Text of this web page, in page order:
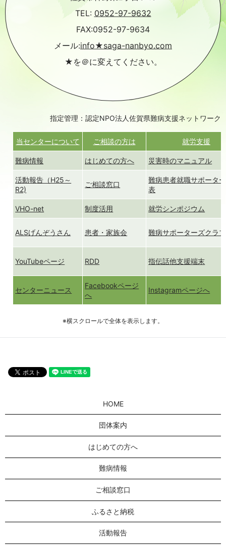
TEL: 0952-97-9632
FAX:0952-97-9634
メール:info★saga-nanbyo.com
★を＠に変えてください。
指定管理：認定NPO法人佐賀県難病支援ネットワーク
当センターについて ご相談の方は 就労支援
難病情報 はじめての方へ 災害時のマニュアル
活動報告（H25～
R2)
ご相談窓口
難病患者就職サポータ
表
VHO-net 制度活用 就労シンポジウム
ALSげんぞうさん 患者・家族会 難病サポーターズクラブ
YouTubeページ RDD 指伝話他支援端末
センターニュース
Facebookページ
へ
Instagramページへ
※横スクロールで全体を表示します。
HOME
団体案内
はじめての方へ
難病情報
ご相談窓口
ふるさと納税
活動報告